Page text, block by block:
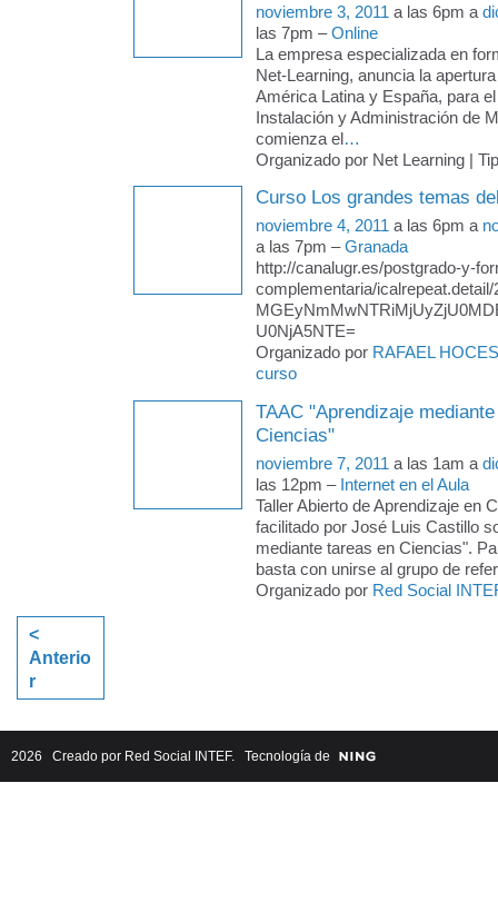
noviembre 3, 2011 a las 6pm a
las 7pm –Online
La empresa especializada en
Net-Learning, anuncia la
América Latina y España, para
Instalación y Administración de
comienza el…
Organizado por Net Learning |
Curso Los grandes temas
noviembre 4, 2011 a las 6pm a
a las 7pm –Granada
http://canalugr.es/postgrado-y-
complementaria/icalrepeat.detail/
U0NjA5NTE=
Organizado por RAFAEL
curso
TAAC "Aprendizaje
Ciencias"
noviembre 7, 2011 a las 1am a
las 12pm – Internet en el Aula
Taller Abierto de Aprendizaje en
facilitado por José Luis Castillo
mediante tareas en Ciencias".
basta con unirse al grupo de
Organizado por Red Social
<
Anterio
r
2026 Creado por Red Social INTEF. Tecnología de